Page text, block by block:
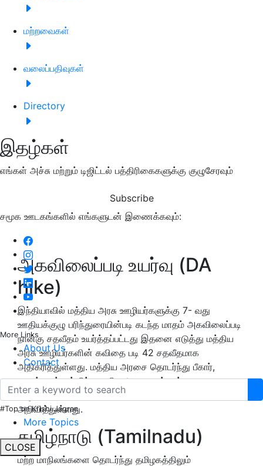
மற்றவைகள்
வலைப்பதிவுகள்
Directory
இதழ்கள்
எங்கள் அச்சு மற்றும் டிஜிட்டல் பத்திரிகைகளுக்கு குழுசேரவும்
Subscribe
சமூக ஊடகங்களில் எங்களுடன் இணைக்கவும்:
More Links
About Us
Contact
#Top on Krishi Jagran
More Topics
CLOSE
அகவிலைப்படி உயர்வு (DA
hike)
இந்தியாவில் மத்திய அரசு ஊழியர்களுக்கு 7- வது
ஊதியக்குழு பரிந்துரையின்படி கடந்த மாதம் அகவிலைப்படி
நான்கு சதவீதம் உயர்த்தப்பட்டது இதனை எடுத்து மத்திய
அரசு ஊழியர்களின் கவிதை படி 42 சதவீதமாக
அதிகரித்துள்ளது. மத்திய அரசை தொடர்ந்து பீகார்,
ராஜஸ்தான் உள்ளிட்ட மாநில அரசுகளும் தங்களது
ஊழியர்களுக்கான அகவிலைபடியை 4 % உயர்த்தி
அறிவித்துள்ளது.
தமிழ்நாடு (Tamilnadu)
மற்ற மாநிலங்களை தொடர்ந்து தமிழகத்திலும்